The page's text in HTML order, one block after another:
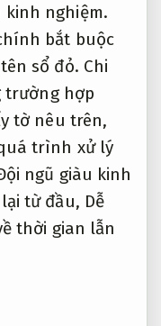
kinh nghiệm.
bắt buộc
sổ đỏ. Chi
trường hợp
tờ nêu trên,
trình xử lý
ngũ giàu kinh
từ đầu, Dễ
thời gian lẫn